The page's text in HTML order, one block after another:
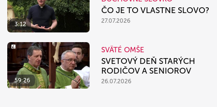
3:12
ČO JE TO VLASTNE SLOVO?
27.07.2026
59:26
SVÄTÉ OMŠE
SVETOVÝ DEŇ STARÝCH
RODIČOV A SENIOROV
26.07.2026